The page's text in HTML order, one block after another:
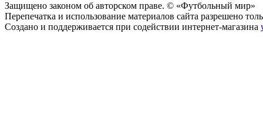
Защищено законом об авторском праве. © «Футбольный мир»
Перепечатка и использование материалов сайта разрешено
Создано и поддерживается при содействии интернет-магазина